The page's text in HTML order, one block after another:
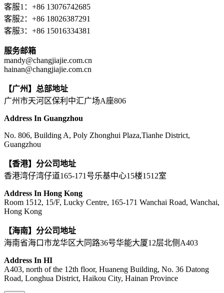
客服1：+86 13076742685
客服2：+86 18026387291
客服3：+86 15016334381
服务邮箱
mandy@changjiajie.com.cn
hainan@changjiajie.com.cn
【广州】总部地址
广州市天河区保利中汇广场A座806
Address In Guangzhou
No. 806, Building A, Poly Zhonghui Plaza,Tianhe District,
Guangzhou
【香港】分公司地址
香港湾仔湾仔道165-171号乐基中心15楼1512室
Address In Hong Kong
Room 1512, 15/F, Lucky Centre, 165-171 Wanchai Road, Wanchai,
Hong Kong
【海南】分公司地址
海南省海口市龙华区大同路36号华能大厦12层北侧A403
Address In HI
A403, north of the 12th floor, Huaneng Building, No. 36 Datong
Road, Longhua District, Haikou City, Hainan Province